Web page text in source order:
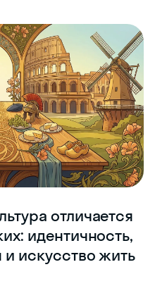
отличается
идентичность,
и искусство жить